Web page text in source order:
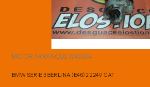
MOTOR ARRANQUE 1740374
BMW SERIE 3 BERLINA (E46) 2.2 24V CAT